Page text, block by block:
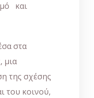
και
στα
μια
της σχέσης
του κοινού,